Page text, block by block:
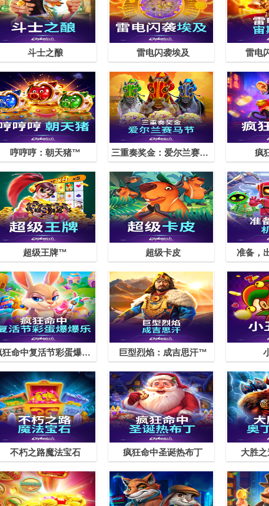
斗士之酿 雷电闪袭埃及 雷电
哼哼哼：朝天猪™ 三重奏奖金：爱尔兰赛马节™ 疯
超级王牌™ 超级卡皮 准备，
疯狂命中复活节彩蛋爆爆乐 巨型烈焰：成吉思汗™
不朽之路魔法宝石 疯狂命中圣诞热布丁 大胜